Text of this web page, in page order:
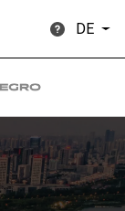
DE
Herunterladen